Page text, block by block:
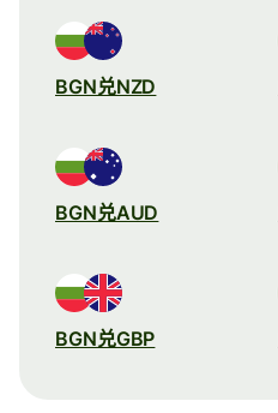
BGN兑NZD
BGN兑AUD
BGN兑GBP